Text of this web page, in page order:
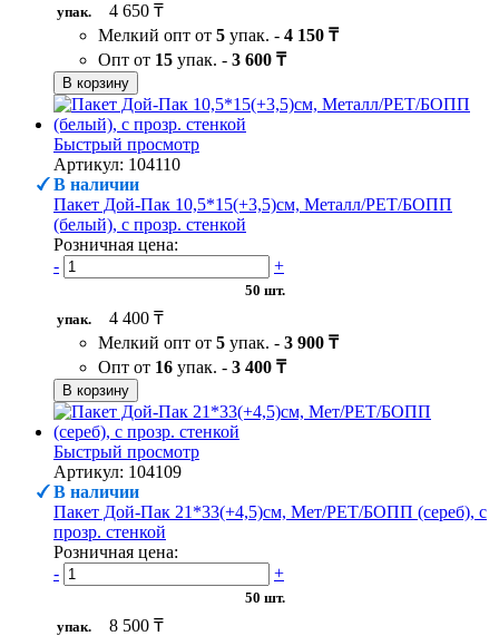
упак.
4 650 ₸
Мелкий опт от 5 упак. - 4 150 ₸
Опт от 15 упак. - 3 600 ₸
В корзину
Быстрый просмотр
Артикул: 104110
В наличии
Пакет Дой-Пак 10,5*15(+3,5)см, Металл/PET/БОПП
(белый), с прозр. стенкой
Розничная цена:
-
+
50 шт.
упак.
4 400 ₸
Мелкий опт от 5 упак. - 3 900 ₸
Опт от 16 упак. - 3 400 ₸
В корзину
Быстрый просмотр
Артикул: 104109
В наличии
Пакет Дой-Пак 21*33(+4,5)см, Мет/PET/БОПП (сереб), с
прозр. стенкой
Розничная цена:
-
+
50 шт.
упак.
8 500 ₸